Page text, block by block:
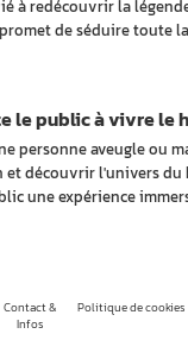
à redécouvrir la
de séduire toute
personne aveugle ou
découvrir l'univers du
une expérience
le public à vivre le
Contact &
Infos
Politique de cookies